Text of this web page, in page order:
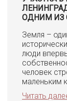
ОДНИМ ИЗ
Земля –
люди
человек
маленьким
Читать